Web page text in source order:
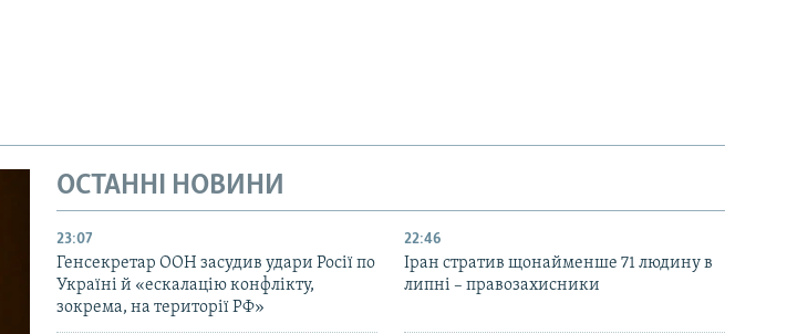
ОСТАННІ НОВИНИ
23:07
Генсекретар ООН засудив удари Росії по
Україні й «ескалацію конфлікту,
зокрема, на території РФ»
22:46
Іран стратив щонайменше 71 людину в
липні – правозахисники